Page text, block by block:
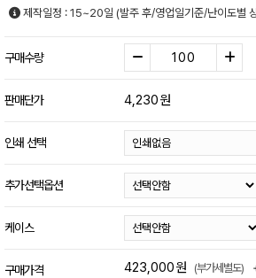
제작일정 : 15~20일 (발주 후/영업일기준/난이도별
구매수량
판매단가 4,230원
인쇄 선택
추가선택옵션
케이스
구매가격 423,000원 (부가세별도)